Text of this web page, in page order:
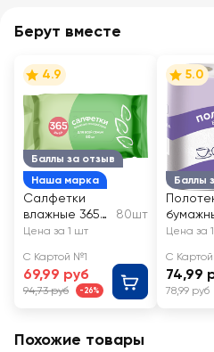
Берут вместе
Баллы за отзыв
Наша марка
4.9
Салфетки
влажные 365
ДНЕЙ Для всей
80шт
Цена за 1 шт
С Картой №1
69,99 руб
94,73 руб -26%
Баллы
5.0
ДНЕЙ 2-
Цена за
С
74,99
78,99 руб
Похожие товары